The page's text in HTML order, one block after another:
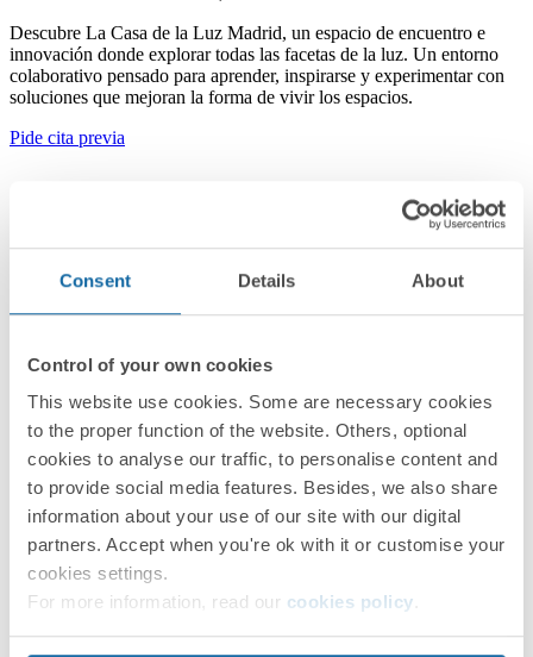
Consent Details About
Control of your own cookies
This website use cookies. Some are necessary cookies
to the proper function of the website. Others, optional
cookies to analyse our traffic, to personalise content and
to provide social media features. Besides, we also share
information about your use of our site with our digital
partners. Accept when you're ok with it or customise your
cookies settings.
For more information, read our cookies policy
Descubre La Casa de la Luz Madrid, un espacio de encuentro e
innovación donde explorar todas las facetas de la luz. Un entorno
colaborativo pensado para aprender, inspirarse y experimentar con
soluciones que mejoran la forma de vivir los espacios.
Pide cita previa